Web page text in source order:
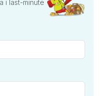
i last-minute